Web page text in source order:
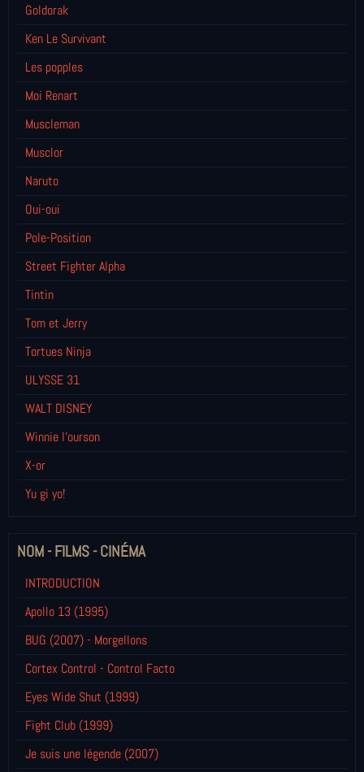
Goldorak
Ken Le Survivant
Les popples
Moi Renart
Muscleman
Musclor
Naruto
Oui-oui
Pole-Position
Street Fighter Alpha
Tintin
Tom et Jerry
Tortues Ninja
ULYSSE 31
WALT DISNEY
Winnie l’ourson
X-or
Yu gi yo!
NOM - FILMS - CINÉMA
INTRODUCTION
Apollo 13 (1995)
BUG (2007) - Morgellons
Cortex Control - Control Facto
Eyes Wide Shut (1999)
Fight Club (1999)
Je suis une légende (2007)